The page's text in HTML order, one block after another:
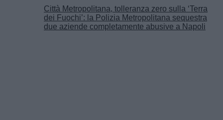
Città Metropolitana, tolleranza zero sulla ‘Terra
dei Fuochi’: la Polizia Metropolitana sequestra
due aziende completamente abusive a Napoli